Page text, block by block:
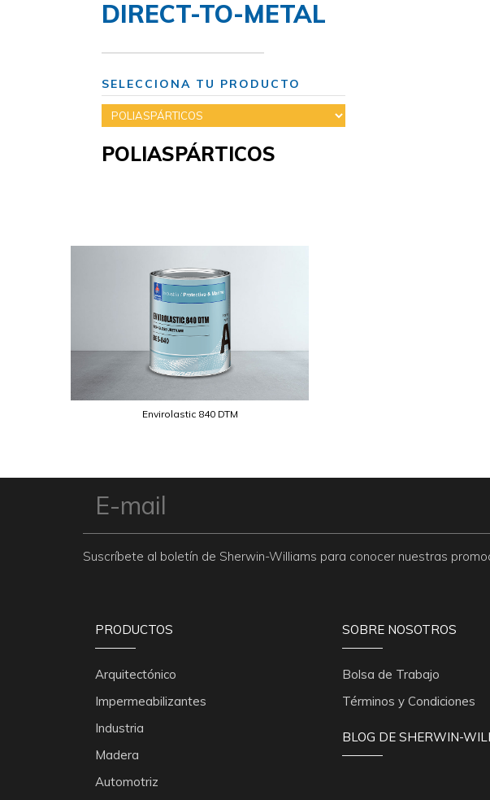
DIRECT-TO-METAL
SELECCIONA TU PRODUCTO
POLIASPÁRTICOS
Envirolastic 840 DTM
Suscríbete al boletín de Sherwin-Williams para conocer nuestras
PRODUCTOS
Arquitectónico
Impermeabilizantes
Industria
Madera
Automotriz
SOBRE NOSOTROS
Bolsa de Trabajo
Términos y Condiciones
BLOG DE SHERWIN-